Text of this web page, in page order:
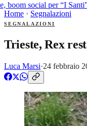
social per “I
Home · Segnalazioni
SEGNALAZIONI
Trieste, Rex
Luca Marsi·24 febbraio